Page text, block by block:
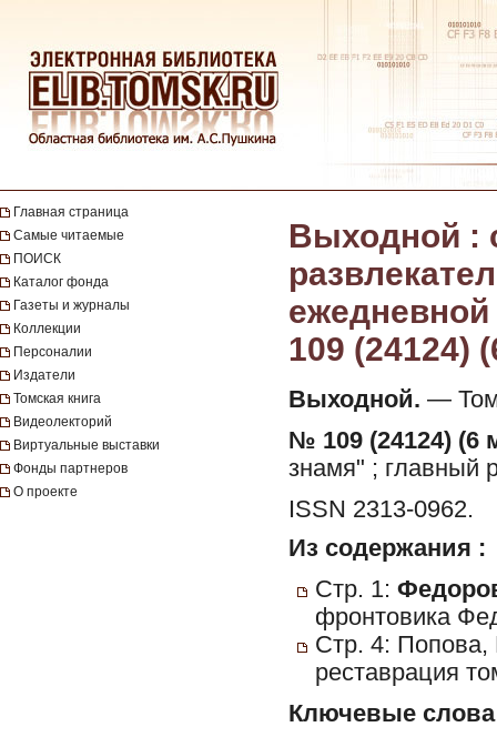
Главная страница
Самые читаемые
ПОИСК
Каталог фонда
Газеты и журналы
Коллекции
Персоналии
Издатели
Томская книга
Видеолекторий
Виртуальные выставки
Фонды партнеров
О проекте
Выходной :
109 (24124)
Выходной. —
№ 109 (24124) (6
знамя" ; главный
ISSN 2313-0962.
Из содержания :
Стр. 1:
фронтовика
Стр. 4: Попова,
реставрация
Ключевые слова